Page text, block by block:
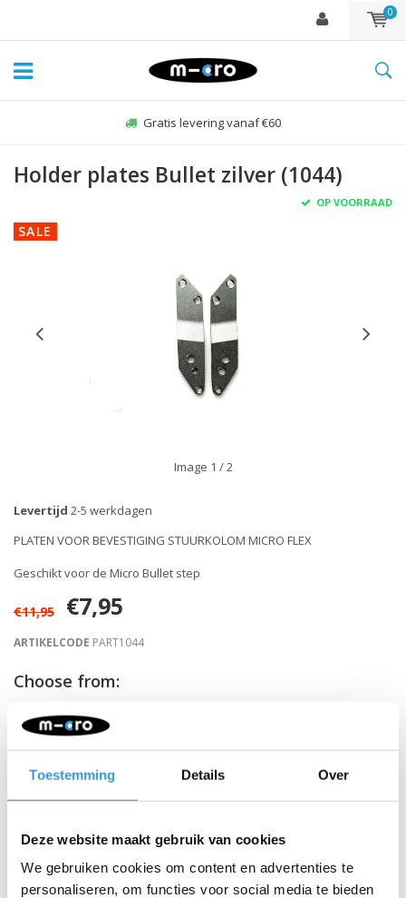
Toestemming Details Over
Deze website maakt gebruik van cookies
We gebruiken cookies om content en advertenties te
personaliseren, om functies voor social media te bieden
0
Gratis levering vanaf €60
Holder plates Bullet zilver (1044)
OP VOORRAAD
SALE
Image 1 / 2
Levertijd 2-5 werkdagen
PLATEN VOOR BEVESTIGING STUURKOLOM MICRO FLEX
Geschikt voor de Micro Bullet step
€11,95 €7,95
ARTIKELCODE PART1044
Choose from:
- + IN WINKELWAGEN
Beschrijving